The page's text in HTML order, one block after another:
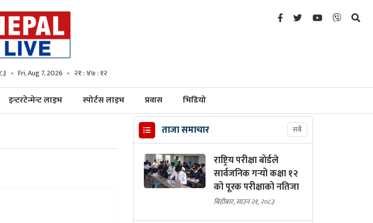
Fri, Aug 7, 2026 २१ : ४७ : १४
इन्टरटेन्मेन्ट लाइभ स्पोर्टस लाइभ प्रवास भिडियो
ताजा समाचार सबै
राष्ट्रिय परीक्षा बोर्डले
सार्वजनिक गर्‍यो कक्षा १२
को पूरक परीक्षाको नतिजा
बिहीबार, साउन २१, २०८३